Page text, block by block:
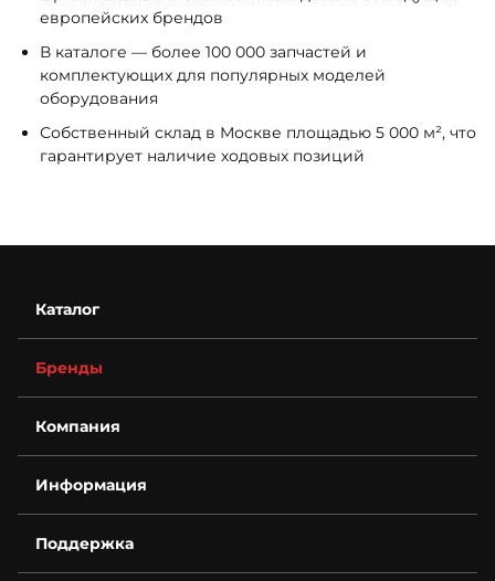
европейских брендов
В каталоге — более 100 000 запчастей и
комплектующих для популярных моделей
оборудования
Собственный склад в Москве площадью 5 000 м², что
гарантирует наличие ходовых позиций
Каталог
Бренды
Компания
Контакты
Деталировки
Для бизнеса
Спецпредложения
Информация
Гарантия
Условия оплаты
Поддержка